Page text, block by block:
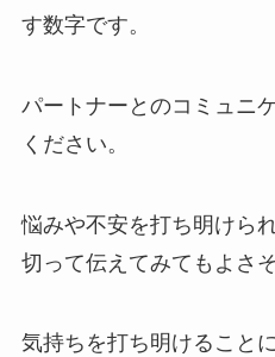
す数字です。
パートナーとのコミュニ
ください。
悩みや不安を打ち明けら
切って伝えてみてもよさ
気持ちを打ち明けること